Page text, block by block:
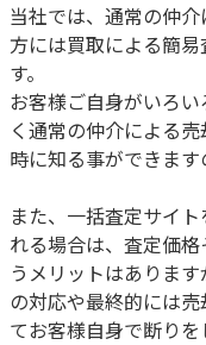
当社では、通常の仲
方には買取による簡
す。
お客様ご自身がいろ
く通常の仲介による
時に知る事ができます
また、一括査定サイ
れる場合は、査定価
うメリットはありま
の対応や最終的には
てお客様自身で断りを